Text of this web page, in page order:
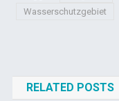
Wasserschutzgebiet
RELATED POSTS